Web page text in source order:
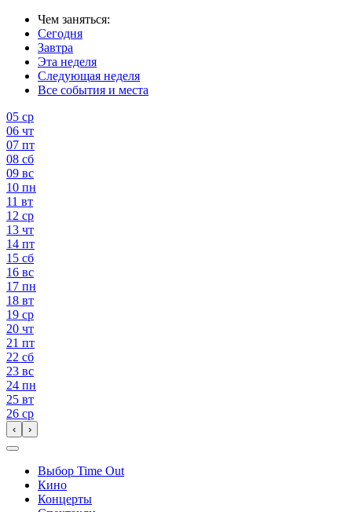
Чем заняться:
Сегодня
Завтра
Эта неделя
Следующая неделя
Все события и места
05 ср
06 чт
07 пт
08 сб
09 вс
10 пн
11 вт
12 ср
13 чт
14 пт
15 сб
16 вс
17 пн
18 вт
19 ср
20 чт
21 пт
22 сб
23 вс
24 пн
25 вт
26 ср
‹ ›
Выбор Time Out
Кино
Концерты